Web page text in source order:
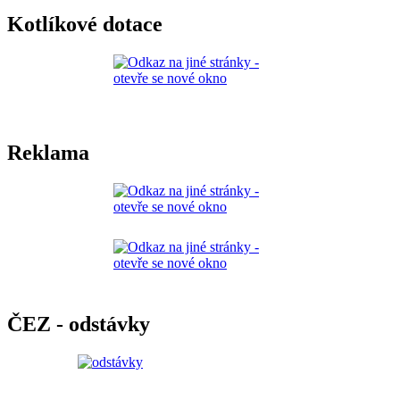
Kotlíkové dotace
Reklama
ČEZ - odstávky